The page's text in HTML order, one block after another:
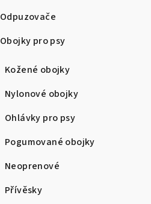
Odpuzovače
Obojky pro psy
Kožené obojky
Nylonové obojky
Ohlávky pro psy
Pogumované obojky
Neoprenové
Přívěsky